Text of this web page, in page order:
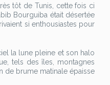
tôt de Tunis, cette fois ci
Bourguiba était désertée
si enthousiastes pour
la lune pleine et son halo
tels des îles, montagnes
de brume matinale épaisse